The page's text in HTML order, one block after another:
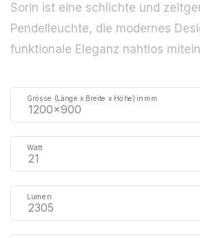
Sorin ist eine schlichte und
Pendelleuchte, die modernes
funktionale Eleganz nahtlos
Grösse (Länge x Breite x Höhe) in mm
Watt
Lumen